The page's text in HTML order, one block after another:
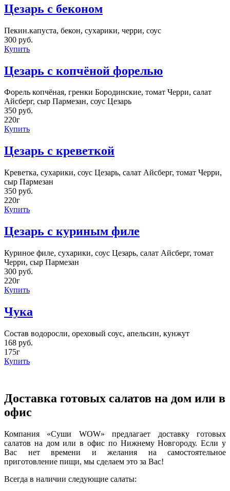
Цезарь с беконом
Пекин.капуста, бекон, сухарики, черри, соус
300 руб.
Купить
Цезарь с копчёной форелью
Форель копчёная, гренки Бородинские, томат Черри, салат
Айсберг, сыр Пармезан, соус Цезарь
350 руб.
220г
Купить
Цезарь с креветкой
Креветка, сухарики, соус Цезарь, салат Айсберг, томат Черри,
сыр Пармезан
350 руб.
220г
Купить
Цезарь с куриным филе
Куриное филе, сухарики, соус Цезарь, салат Айсберг, томат
Черри, сыр Пармезан
300 руб.
220г
Купить
Чука
Состав водоросли, ореховый соус, апельсин, кунжут
168 руб.
175г
Купить
Доставка готовых салатов на дом или в
офис
Компания «Суши WOW» предлагает доставку готовых
салатов на дом или в офис по Нижнему Новгороду. Если у
Вас нет времени и желания на самостоятельное
приготовление пищи, мы сделаем это за Вас!
Всегда в наличии следующие салаты: